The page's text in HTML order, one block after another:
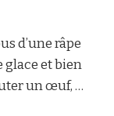
d’une râpe
et bien
un œuf, …